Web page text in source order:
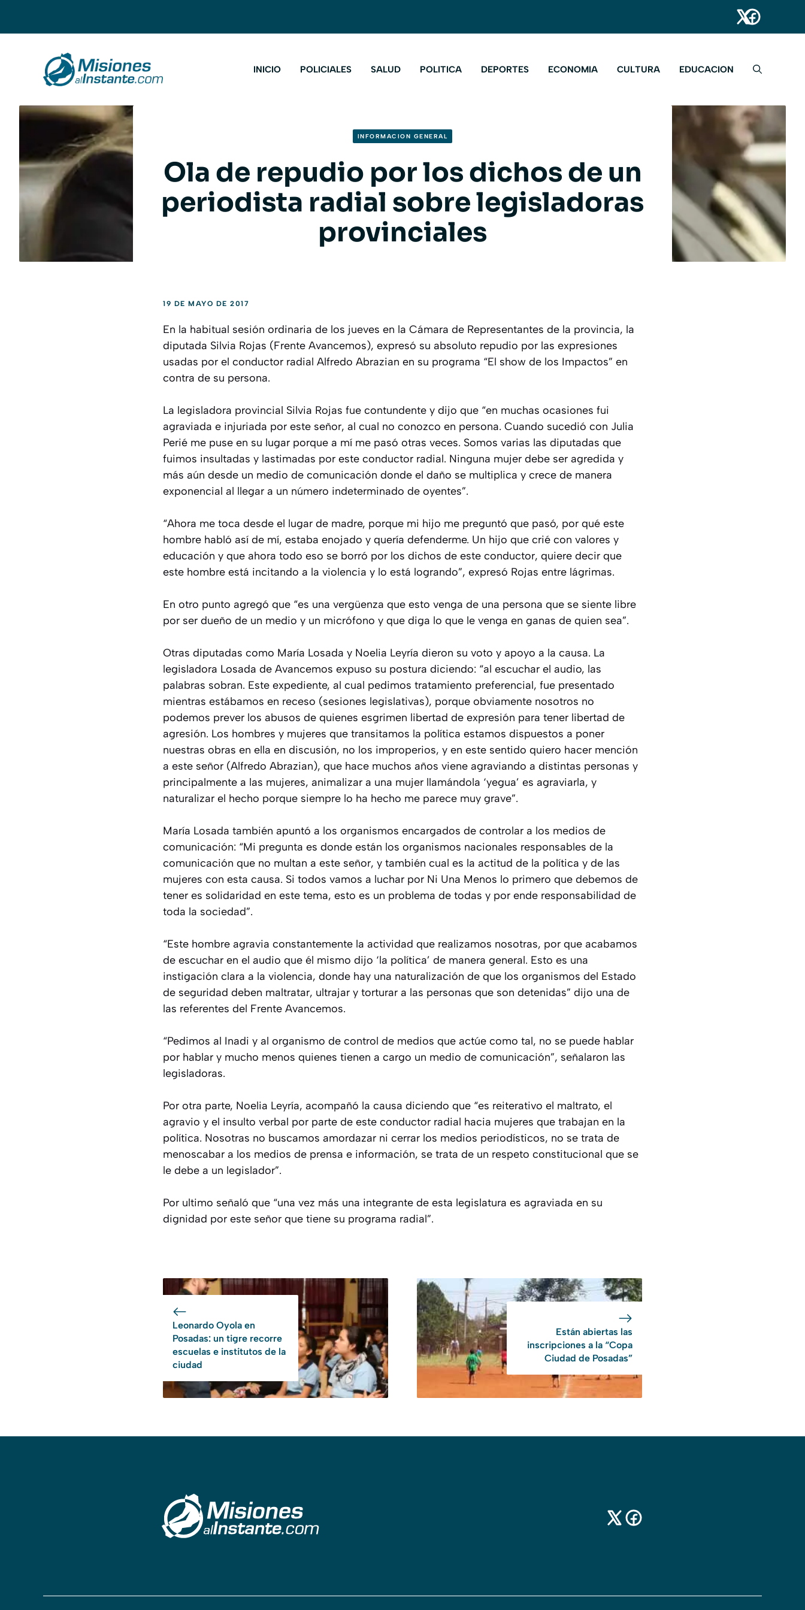
INICIO POLICIALES SALUD POLITICA DEPORTES ECONOMIA CULTURA EDUCACION
INFORMACION GENERAL
Ola de repudio por los dichos de un
periodista radial sobre legisladoras
provinciales
19 DE MAYO DE 2017
En la habitual sesión ordinaria de los jueves en la Cámara de Representantes de la provincia, la
diputada Silvia Rojas (Frente Avancemos), expresó su absoluto repudio por las expresiones
usadas por el conductor radial Alfredo Abrazian en su programa “El show de los Impactos” en
contra de su persona.
La legisladora provincial Silvia Rojas fue contundente y dijo que “en muchas ocasiones fui
agraviada e injuriada por este señor, al cual no conozco en persona. Cuando sucedió con Julia
Perié me puse en su lugar porque a mí me pasó otras veces. Somos varias las diputadas que
fuimos insultadas y lastimadas por este conductor radial. Ninguna mujer debe ser agredida y
más aún desde un medio de comunicación donde el daño se multiplica y crece de manera
exponencial al llegar a un número indeterminado de oyentes”.
“Ahora me toca desde el lugar de madre, porque mi hijo me preguntó que pasó, por qué este
hombre habló así de mí, estaba enojado y quería defenderme. Un hijo que crié con valores y
educación y que ahora todo eso se borró por los dichos de este conductor, quiere decir que
este hombre está incitando a la violencia y lo está logrando”, expresó Rojas entre lágrimas.
En otro punto agregó que “es una vergüenza que esto venga de una persona que se siente libre
por ser dueño de un medio y un micrófono y que diga lo que le venga en ganas de quien sea”.
Otras diputadas como María Losada y Noelia Leyría dieron su voto y apoyo a la causa. La
legisladora Losada de Avancemos expuso su postura diciendo: “al escuchar el audio, las
palabras sobran. Este expediente, al cual pedimos tratamiento preferencial, fue presentado
mientras estábamos en receso (sesiones legislativas), porque obviamente nosotros no
podemos prever los abusos de quienes esgrimen libertad de expresión para tener libertad de
agresión. Los hombres y mujeres que transitamos la política estamos dispuestos a poner
nuestras obras en ella en discusión, no los improperios, y en este sentido quiero hacer mención
a este señor (Alfredo Abrazian), que hace muchos años viene agraviando a distintas personas y
principalmente a las mujeres, animalizar a una mujer llamándola ‘yegua’ es agraviarla, y
naturalizar el hecho porque siempre lo ha hecho me parece muy grave”.
María Losada también apuntó a los organismos encargados de controlar a los medios de
comunicación: “Mi pregunta es donde están los organismos nacionales responsables de la
comunicación que no multan a este señor, y también cual es la actitud de la política y de las
mujeres con esta causa. Si todos vamos a luchar por Ni Una Menos lo primero que debemos de
tener es solidaridad en este tema, esto es un problema de todas y por ende responsabilidad de
toda la sociedad”.
“Este hombre agravia constantemente la actividad que realizamos nosotras, por que acabamos
de escuchar en el audio que él mismo dijo ‘la política’ de manera general. Esto es una
instigación clara a la violencia, donde hay una naturalización de que los organismos del Estado
de seguridad deben maltratar, ultrajar y torturar a las personas que son detenidas” dijo una de
las referentes del Frente Avancemos.
“Pedimos al Inadi y al organismo de control de medios que actúe como tal, no se puede hablar
por hablar y mucho menos quienes tienen a cargo un medio de comunicación”, señalaron las
legisladoras.
Por otra parte, Noelia Leyría, acompañó la causa diciendo que “es reiterativo el maltrato, el
agravio y el insulto verbal por parte de este conductor radial hacia mujeres que trabajan en la
política. Nosotras no buscamos amordazar ni cerrar los medios periodísticos, no se trata de
menoscabar a los medios de prensa e información, se trata de un respeto constitucional que se
le debe a un legislador”.
Por ultimo señaló que “una vez más una integrante de esta legislatura es agraviada en su
dignidad por este señor que tiene su programa radial”.
Leonardo Oyola en
Posadas: un tigre recorre
escuelas e institutos de la
ciudad
Están abiertas las
inscripciones a la “Copa
Ciudad de Posadas”